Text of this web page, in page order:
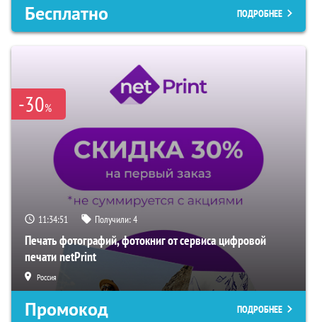
Бесплатно ПОДРОБНЕЕ
-30%
11:34:50 Получили:4
Печать фотографий, фотокниг от сервиса цифровой
печати netPrint
Россия
Промокод ПОДРОБНЕЕ